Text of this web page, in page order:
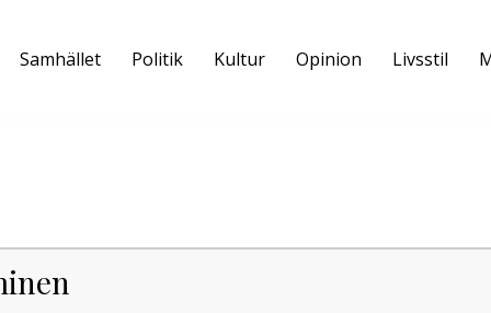
Samhället Politik Kultur Opinion Livsstil